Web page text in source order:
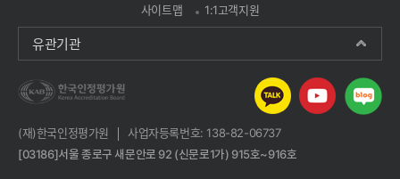
사이트맵 1:1고객지원
유관기관
(재)한국인정평가원
사업자등록번호: 138-82-06737
[03186]서울 종로구 새문안로 92 (신문로1가) 915호~916호